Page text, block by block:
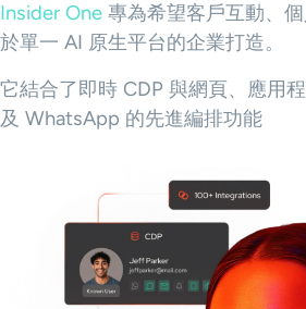
Insider One 專為希望客戶互動、
於單一 AI 原生平台的企業打造。
它結合了即時 CDP 與網頁、應用
及 WhatsApp 的先進編排功能